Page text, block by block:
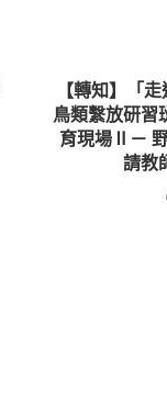
【轉知】「
鳥類繫放研習
育現場Ⅱ－
請教